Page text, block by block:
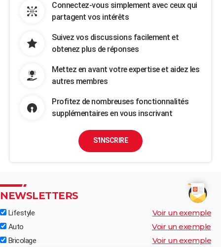
Connectez-vous simplement avec ceux qui
partagent vos intérêts
Suivez vos discussions facilement et
obtenez plus de réponses
Mettez en avant votre expertise et aidez les
autres membres
Profitez de nombreuses fonctionnalités
supplémentaires en vous inscrivant
S'INSCRIRE
NEWSLETTERS
Lifestyle Voir un exemple
Auto Voir un exemple
Bricolage Voir un exemple